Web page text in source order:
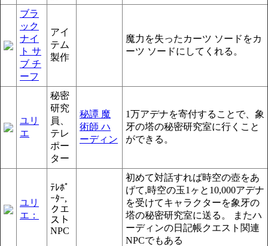
ブラ
ック
ナイ
ト サ
ブ チ
ーフ
アイ
テム
製作
魔力を失ったカーツ ソードをカ
ーツ ソードにしてくれる。
ユリ
エ
秘密
研究
員、
テレ
ポー
ター
秘譚 魔
術師 ハ
ーディン
1万アデナを寄付することで、象
牙の塔の秘密研究室に行くこと
ができる。
ユリ
エ：
ﾃﾚﾎﾟ
ｰﾀｰ,
クエ
スト
NPC
初めて対話すれば時空の壺をあ
げて,時空の玉1ヶと10,000アデナ
を受けてキャラクターを象牙の
塔の秘密研究室に送る。 またハ
ーディンの日記帳クエスト関連
NPCでもある